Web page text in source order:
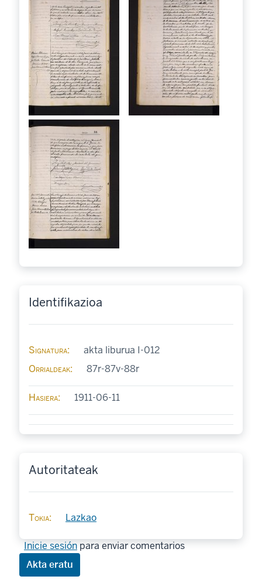
Identifikazioa
Signatura
akta liburua I-012
Orrialdeak
87r-87v-88r
Hasiera 1911-06-11
Autoritateak
Tokia Lazkao
Inicie sesiónpara enviar comentarios
Akta eratu